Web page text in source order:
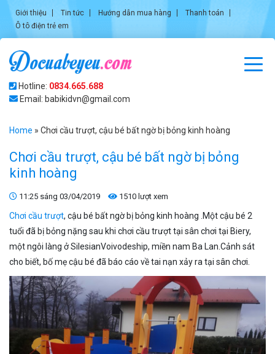
Giới thiệu Tin tức Hướng dẫn mua hàng
Thanh toán
Ô tô điện trẻ em
Hotline: 0834.665.688
Email: babikidvn@gmail.com
Home » Chơi cầu trượt, cậu bé bất ngờ bị bỏng kinh hoàng
Chơi cầu trượt, cậu bé bất ngờ bị bỏng
kinh hoàng
11:25 sáng 03/04/2019 1510 lượt xem
Chơi cầu trượt, cậu bé bất ngờ bị bỏng kinh hoàng .Một cậu bé 2
tuổi đã bị bỏng nặng sau khi chơi cầu trượt tại sân chơi tại Biery,
một ngôi làng ở SilesianVoivodeship, miền nam Ba Lan.Cảnh sát
cho biết, bố mẹ cậu bé đã báo cáo về tai nạn xảy ra tại sân chơi.